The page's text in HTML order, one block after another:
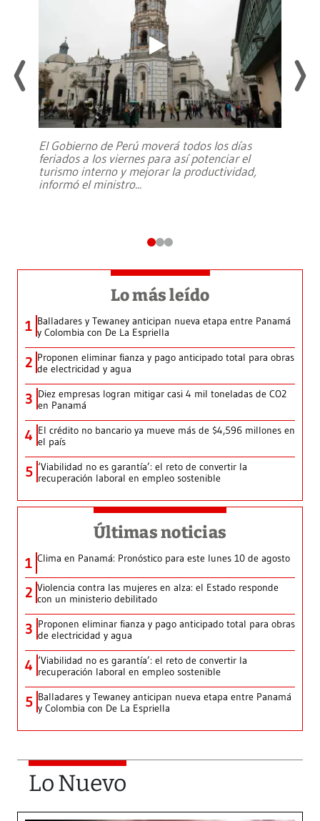
El Gobierno de Perú moverá todos los días
feriados a los viernes para así potenciar el
turismo interno y mejorar la productividad,
informó el ministro...
Lo más leído
1 Balladares y Tewaney anticipan nueva etapa entre Panamá
y Colombia con De La Espriella
2 Proponen eliminar fianza y pago anticipado total para obras
de electricidad y agua
3 Diez empresas logran mitigar casi 4 mil toneladas de CO2
en Panamá
4 El crédito no bancario ya mueve más de $4,596 millones en
el país
5 ‘Viabilidad no es garantía’: el reto de convertir la
recuperación laboral en empleo sostenible
Últimas noticias
1 Clima en Panamá: Pronóstico para este lunes 10 de agosto
2 Violencia contra las mujeres en alza: el Estado responde
con un ministerio debilitado
3 Proponen eliminar fianza y pago anticipado total para obras
de electricidad y agua
4 ‘Viabilidad no es garantía’: el reto de convertir la
recuperación laboral en empleo sostenible
5 Balladares y Tewaney anticipan nueva etapa entre Panamá
y Colombia con De La Espriella
Lo Nuevo